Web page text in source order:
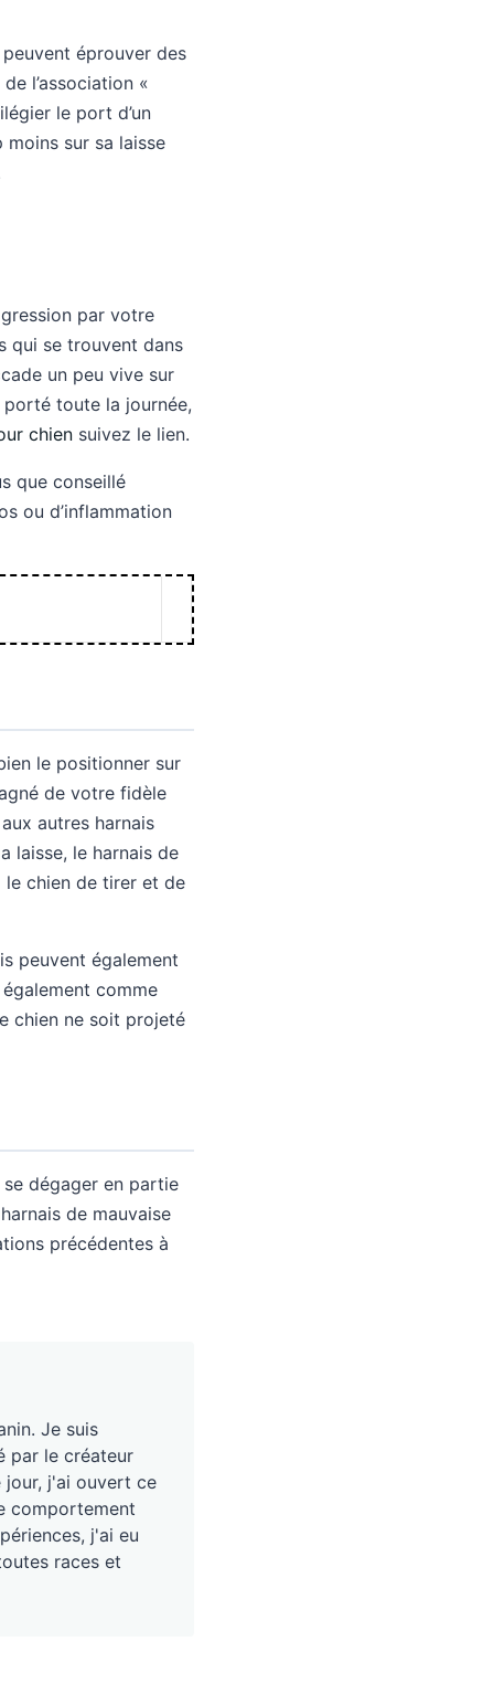
éprouver des
l’association «
le port d’un
moins sur sa laisse
par votre
qui se trouvent dans
un peu vive sur
toute la journée,
chien suivez le lien.
que conseillé
ou d’inflammation
le positionner sur
de votre fidèle
autres harnais
laisse, le harnais de
le chien de tirer et de
peuvent également
comme
chien ne soit projeté
dégager en partie
de mauvaise
précédentes à
Je suis
par le créateur
jour, j'ai ouvert ce
comportement
j'ai eu
races et